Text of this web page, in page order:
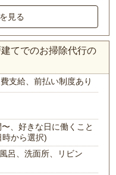
見る
てでのお掃除代行の
費支給、前払い制度あり
、好きな日に働くこと
から選択)
呂、洗面所、リビン